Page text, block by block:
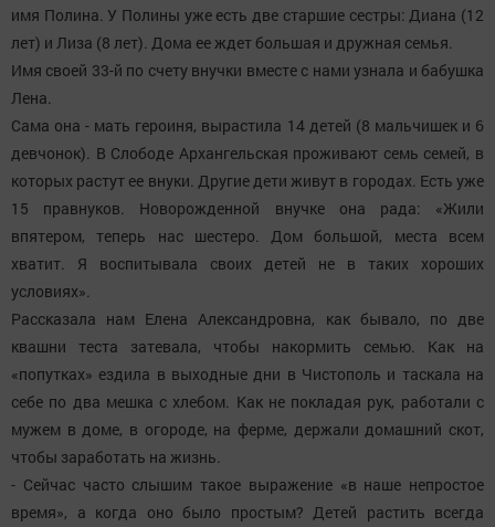
имя Полина. У Полины уже есть две старшие сестры: Диана (12
лет) и Лиза (8 лет). Дома ее ждет большая и дружная семья.
Имя своей 33-й по счету внучки вместе с нами узнала и бабушка
Лена.
Сама она - мать героиня, вырастила 14 детей (8 мальчишек и 6
девчонок). В Слободе Архангельская проживают семь семей, в
которых растут ее внуки. Другие дети живут в городах. Есть уже
15 правнуков. Новорожденной внучке она рада: «Жили
впятером, теперь нас шестеро. Дом большой, места всем
хватит. Я воспитывала своих детей не в таких хороших
условиях».
Рассказала нам Елена Александровна, как бывало, по две
квашни теста затевала, чтобы накормить семью. Как на
«попутках» ездила в выходные дни в Чистополь и таскала на
себе по два мешка с хлебом. Как не покладая рук, работали с
мужем в доме, в огороде, на ферме, держали домашний скот,
чтобы заработать на жизнь.
- Сейчас часто слышим такое выражение «в наше непростое
время», а когда оно было простым? Детей растить всегда